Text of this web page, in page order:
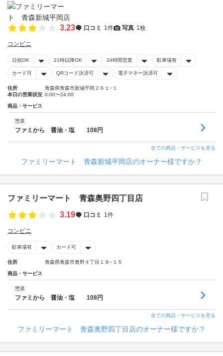
3.23 口コミ 1件 写真 1枚
コンビニ
日祝OK 21時以降OK 24時間営業 駐車場有
カード可 QRコード決済可 電子マネー決済可
住所
青森県青森市新城平岡２６１−１
本日の営業状況 0:00〜24:00
商品・サービス
惣菜
ファミから 醤油・塩 108円
全ての商品・サービスを見る
ファミリーマート 青森新城平岡店のオーナー様ですか？
ファミリーマート 青森奥野四丁目店
3.19
口コミ 1件
コンビニ
駐車場有 カード可
住所 青森県青森市奥野４丁目１８−１５
商品・サービス
惣菜
ファミから 醤油・塩 108円
全ての商品・サービスを見る
ファミリーマート 青森奥野四丁目店のオーナー様ですか？